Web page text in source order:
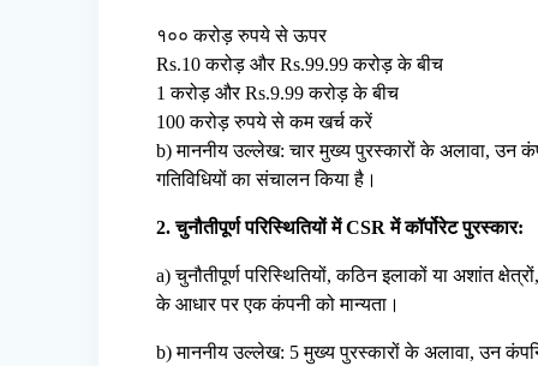
१०० करोड़ रुपये से ऊपर
Rs.10 करोड़ और Rs.99.99 करोड़ के बीच
1 करोड़ और Rs.9.99 करोड़ के बीच
100 करोड़ रुपये से कम खर्च करें
b) माननीय उल्लेख: चार मुख्य पुरस्कारों के अलावा, उन
गतिविधियों का संचालन किया है।
2. चुनौतीपूर्ण परिस्थितियों में CSR में कॉर्पोरेट पुरस्कार:
a) चुनौतीपूर्ण परिस्थितियों, कठिन इलाकों या अशांत
के आधार पर एक कंपनी को मान्यता।
b) माननीय उल्लेख: 5 मुख्य पुरस्कारों के अलावा, उन